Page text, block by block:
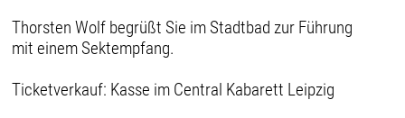
Thorsten Wolf begrüßt Sie im Stadtbad zur Führung
mit einem Sektempfang.
Ticketverkauf: Kasse im Central Kabarett Leipzig